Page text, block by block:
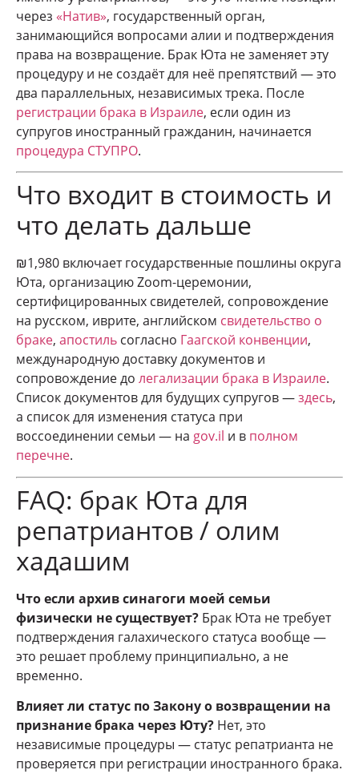
через «Натив», государственный орган,
занимающийся вопросами алии и подтверждения
права на возвращение. Брак Юта не заменяет эту
процедуру и не создаёт для неё препятствий — это
два параллельных, независимых трека. После
регистрации брака в Израиле, если один из
супругов иностранный гражданин, начинается
процедура СТУПРО.
Что входит в стоимость и
что делать дальше
₪1,980 включает государственные пошлины округа
Юта, организацию Zoom-церемонии,
сертифицированных свидетелей, сопровождение
на русском, иврите, английском свидетельство о
браке, апостиль согласно Гаагской конвенции,
международную доставку документов и
сопровождение до легализации брака в Израиле.
Список документов для будущих супругов —здесь,
а список для изменения статуса при
воссоединении семьи — на gov.il и в полном
перечне.
FAQ: брак Юта для
репатриантов / олим
хадашим
Что если архив синагоги моей семьи
физически не существует? Брак Юта не требует
подтверждения галахического статуса вообще —
это решает проблему принципиально, а не
временно.
Влияет ли статус по Закону о возвращении на
признание брака через Юту? Нет, это
независимые процедуры — статус репатрианта не
проверяется при регистрации иностранного брака.